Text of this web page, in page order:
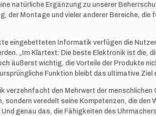
natürliche Ergänzung zu unserer
der Montage und vieler anderer Bereiche,
eingebetteten Informatik verfügen die
„Im Klartext: Die beste Elektronik ist die,
äußerst wichtig, die Vorteile der Produkte
Funktion bleibt das ultimative Ziel
verzehnfacht den Mehrwert der menschlichen
sondern veredelt seine Kompetenzen, die den
genau das, die Fähigkeiten des